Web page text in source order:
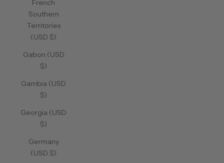
French
Southern
Territories
(USD $)
Gabon (USD
$)
Gambia (USD
$)
Georgia (USD
$)
Germany
(USD $)